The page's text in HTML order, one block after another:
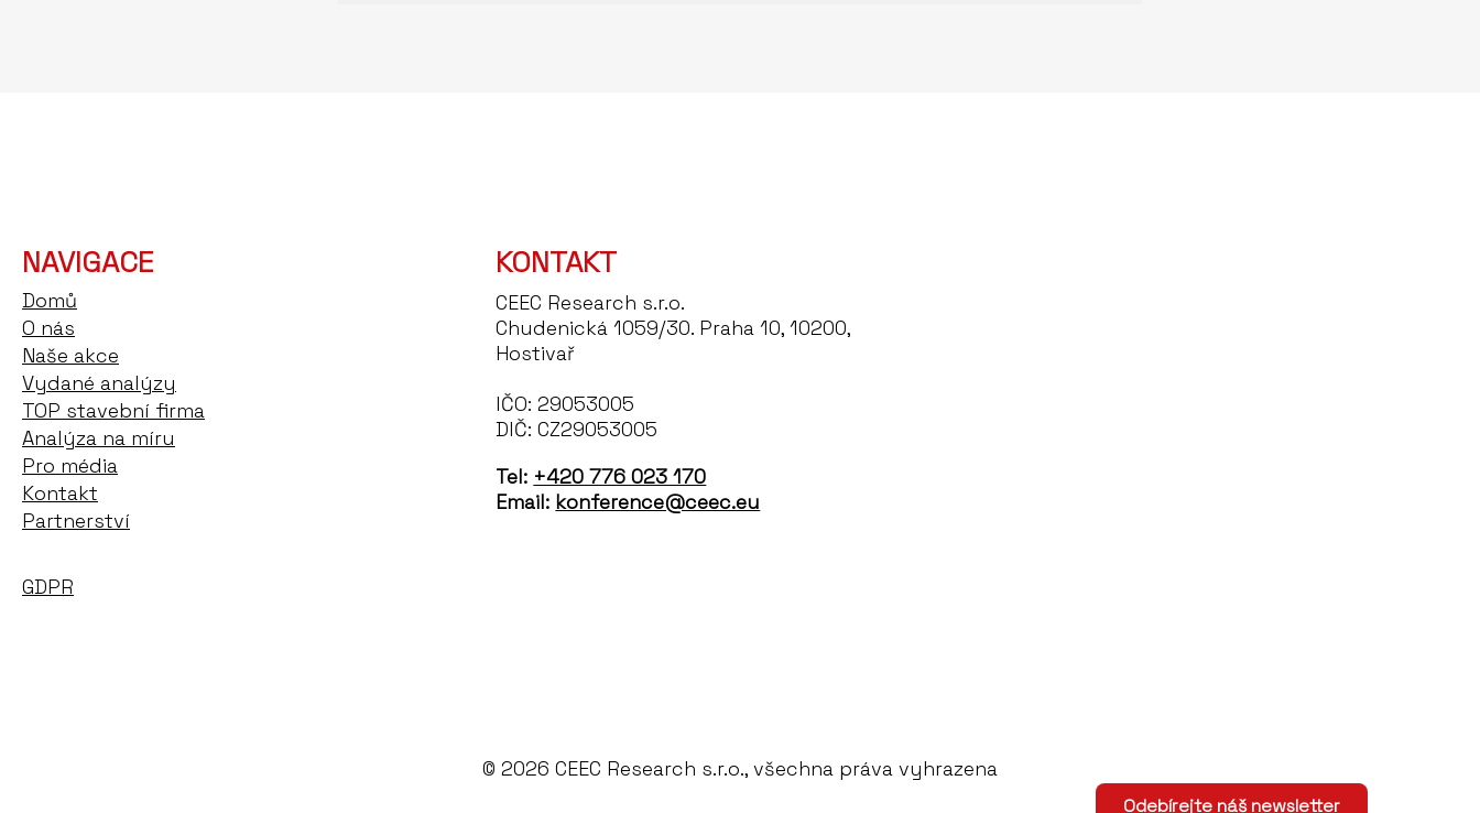
NAVIGACE
Domů
O nás
Naše akce
Vydané analýzy
TOP stavební firma
Analýza na míru
Pro média
Kontakt
Partnerství
GDPR
KONTAKT
CEEC Research s.r.o.
Chudenická 1059/30. Praha 10, 10200,
Hostivař
IČO: 29053005
DIČ: CZ29053005
Tel: +420 776 023 170
Email: konference@ceec.eu
© 2026 CEEC Research s.r.o., všechna práva vyhrazena
Odebírejte náš newsletter